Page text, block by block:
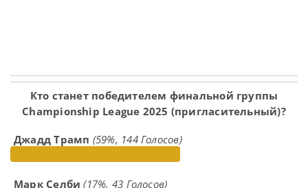
Кто станет победителем финальной группы
Championship League 2025 (пригласительный)?
Джадд Трамп (59%, 144 Голосов)
Марк Селби (17%, 43 Голосов)